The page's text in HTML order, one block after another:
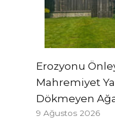
Erozyonu
Mahremiyet
Dökmeyen
9 Ağustos 2026